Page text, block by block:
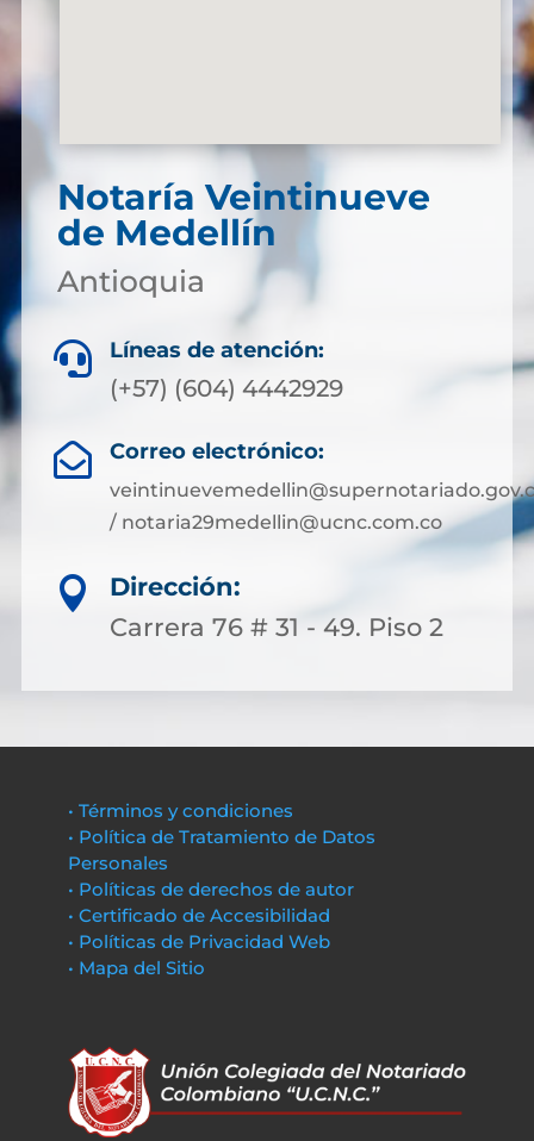
Notaría Veintinueve
de Medellín
Antioquia
 Líneas de atención:
(+57) (604) 4442929
 Correo electrónico:
/ notaria29medellin@ucnc.com.co

Dirección:
Carrera 76 # 31 - 49. Piso 2
• Términos y condiciones
• Política de Tratamiento de Datos
Personales
• Políticas de derechos de autor
• Certificado de Accesibilidad
• Políticas de Privacidad Web
• Mapa del Sitio